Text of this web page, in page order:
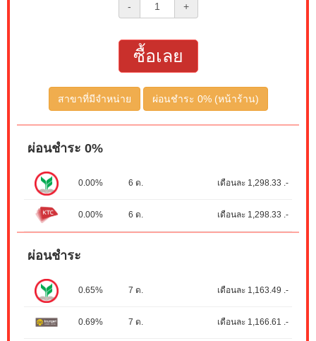
- +
ซื้อเลย
สาขาที่มีจำหน่าย ผ่อนชำระ 0% (หน้าร้าน)
ผ่อนชำระ 0%
0.00% 6 ด. เดือนละ 1,298.33 .-
0.00% 6 ด. เดือนละ 1,298.33 .-
ผ่อนชำระ
0.65% 7 ด. เดือนละ 1,163.49 .-
0.69% 7 ด. เดือนละ 1,166.61 .-